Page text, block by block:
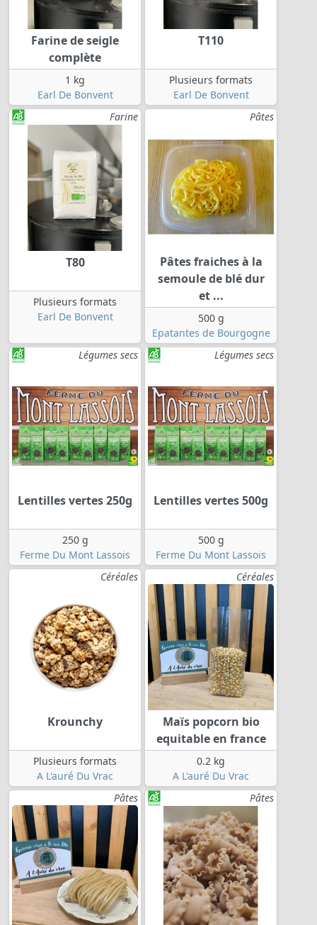
Farine de seigle
complète
1 kg
Earl De Bonvent
T110
Plusieurs formats
Earl De Bonvent
Farine
T80
Plusieurs formats
Earl De Bonvent
Pâtes
Pâtes fraiches à la
semoule de blé dur
et ...
500 g
Epatantes de Bourgogne
Légumes secs
Lentilles vertes 250g
250 g
Ferme Du Mont Lassois
Légumes secs
Lentilles vertes 500g
500 g
Ferme Du Mont Lassois
Céréales
Krounchy
Plusieurs formats
A L'auré Du Vrac
Céréales
Maïs popcorn bio
equitable en france
0.2 kg
A L'auré Du Vrac
Pâtes
Pâtes